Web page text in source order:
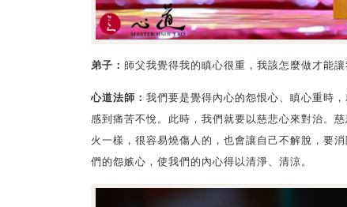
弟子： 師父我覺得我的瞋心很重，我該怎麼做才能
心道法師： 我們要是覺得內心的怨恨心、瞋心重時
感到痛苦不悅。此時，我們就要以慈悲心來對治。
火一樣，很容易燒傷人的，也會讓自己不解脫，要
們的怨嫉心，使我們的內心得以清淨、清涼。